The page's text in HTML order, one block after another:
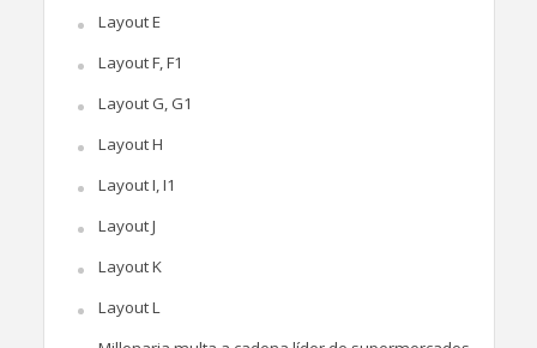
Layout E
Layout F, F1
Layout G, G1
Layout H
Layout I, I1
Layout J
Layout K
Layout L